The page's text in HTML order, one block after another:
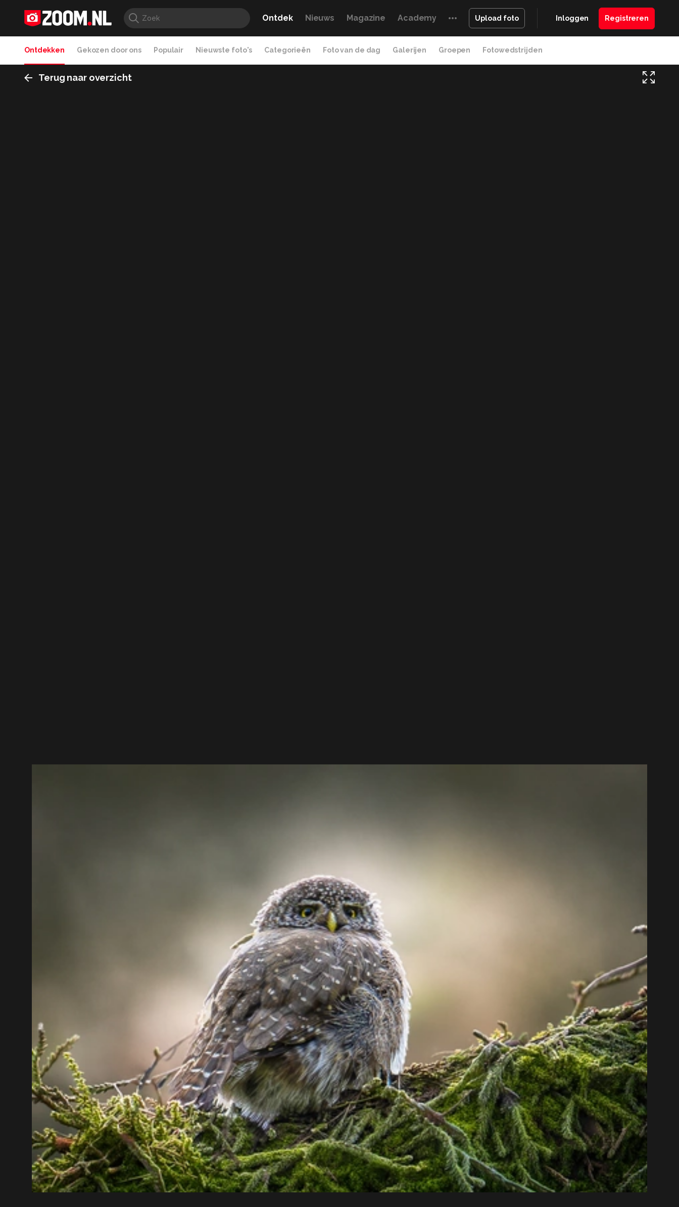
Ontdek Nieuws Magazine Academy Upload foto Inloggen Registreren
Ontdekken Gekozen door ons Populair Nieuwste foto's Categorieën Foto van de dag Galerijen Groepen Fotowedstrijden
Terug naar overzicht